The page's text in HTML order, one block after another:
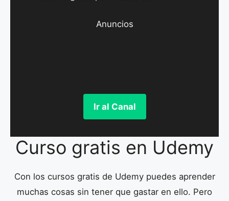
Anuncios
Ir al Canal
Curso gratis en Udemy
Con los cursos gratis de Udemy puedes aprender
muchas cosas sin tener que gastar en ello. Pero